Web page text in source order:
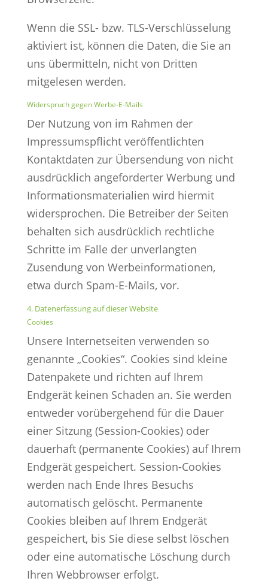
Wenn die SSL- bzw. TLS-Verschlüsselung
aktiviert ist, können die Daten, die Sie an
uns übermitteln, nicht von Dritten
mitgelesen werden.
Widerspruch gegen Werbe-E-Mails
Der Nutzung von im Rahmen der
Impressumspflicht veröffentlichten
Kontaktdaten zur Übersendung von nicht
ausdrücklich angeforderter Werbung und
Informationsmaterialien wird hiermit
widersprochen. Die Betreiber der Seiten
behalten sich ausdrücklich rechtliche
Schritte im Falle der unverlangten
Zusendung von Werbeinformationen,
etwa durch Spam-E-Mails, vor.
4. Datenerfassung auf dieser Website
Cookies
Unsere Internetseiten verwenden so
genannte „Cookies“. Cookies sind kleine
Datenpakete und richten auf Ihrem
Endgerät keinen Schaden an. Sie werden
entweder vorübergehend für die Dauer
einer Sitzung (Session-Cookies) oder
dauerhaft (permanente Cookies) auf Ihrem
Endgerät gespeichert. Session-Cookies
werden nach Ende Ihres Besuchs
automatisch gelöscht. Permanente
Cookies bleiben auf Ihrem Endgerät
gespeichert, bis Sie diese selbst löschen
oder eine automatische Löschung durch
Ihren Webbrowser erfolgt.